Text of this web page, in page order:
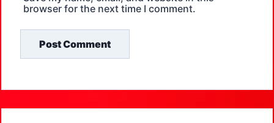
browser for the next time I comment.